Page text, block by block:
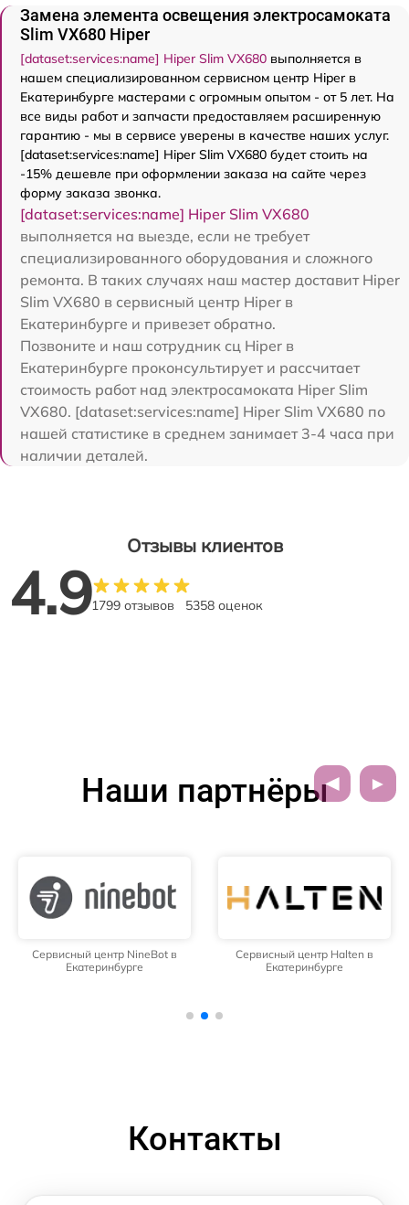
Замена элемента освещения электросамоката
Slim VX680 Hiper
[dataset:services:name] Hiper Slim VX680 выполняется в
нашем специализированном сервисном центр Hiper в
Екатеринбурге мастерами с огромным опытом - от 5 лет. На
все виды работ и запчасти предоставляем расширенную
гарантию - мы в сервисе уверены в качестве наших услуг.
[dataset:services:name] Hiper Slim VX680 будет стоить на
-15% дешевле при оформлении заказа на сайте через
форму заказа звонка.
[dataset:services:name] Hiper Slim VX680
выполняется на выезде, если не требует
специализированного оборудования и сложного
ремонта. В таких случаях наш мастер доставит Hiper
Slim VX680 в сервисный центр Hiper в
Екатеринбурге и привезет обратно.
Позвоните и наш сотрудник сц Hiper в
Екатеринбурге проконсультирует и рассчитает
стоимость работ над электросамоката Hiper Slim
VX680. [dataset:services:name] Hiper Slim VX680 по
нашей статистике в среднем занимает 3-4 часа при
наличии деталей.
Отзывы клиентов
4.91799 отзывов 5358 оценок
Наши партнёры
Сервисный центр NineBot в
Екатеринбурге
Сервисный центр Halten в
Екатеринбурге
Контакты